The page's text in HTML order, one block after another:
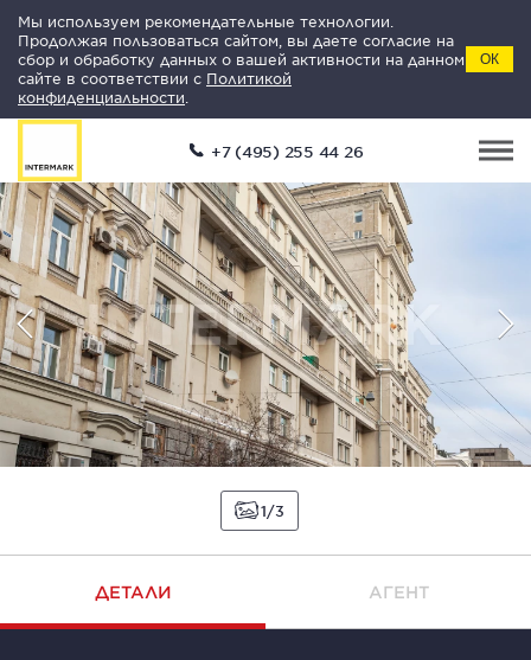
Мы используем рекомендательные технологии.
Продолжая пользоваться сайтом, вы даете согласие на
сбор и обработку данных о вашей активности на данном
сайте в соответствии с Политикой
конфиденциальности
ОК
+7 (495) 255 44 26
1 3
ДЕТАЛИ АГЕНТ